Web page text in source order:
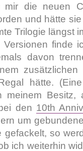
die neuen
und hätte
Trilogie längst
Versionen finde
davon
hätte.
meinem Besitz,
den 10th
um
gefackelt, so
ich weiterhin